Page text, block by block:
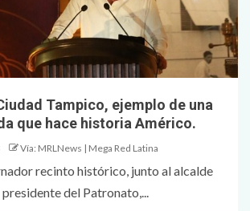
Tampico, ejemplo de una
que hace historia Américo.
Vía: MRLNews | Mega Red Latina
recinto histórico, junto al alcalde
presidente del Patronato,...